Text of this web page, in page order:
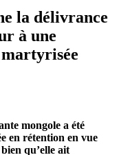
la délivrance
à une
mongole a été
en rétention en vue
qu’elle ait